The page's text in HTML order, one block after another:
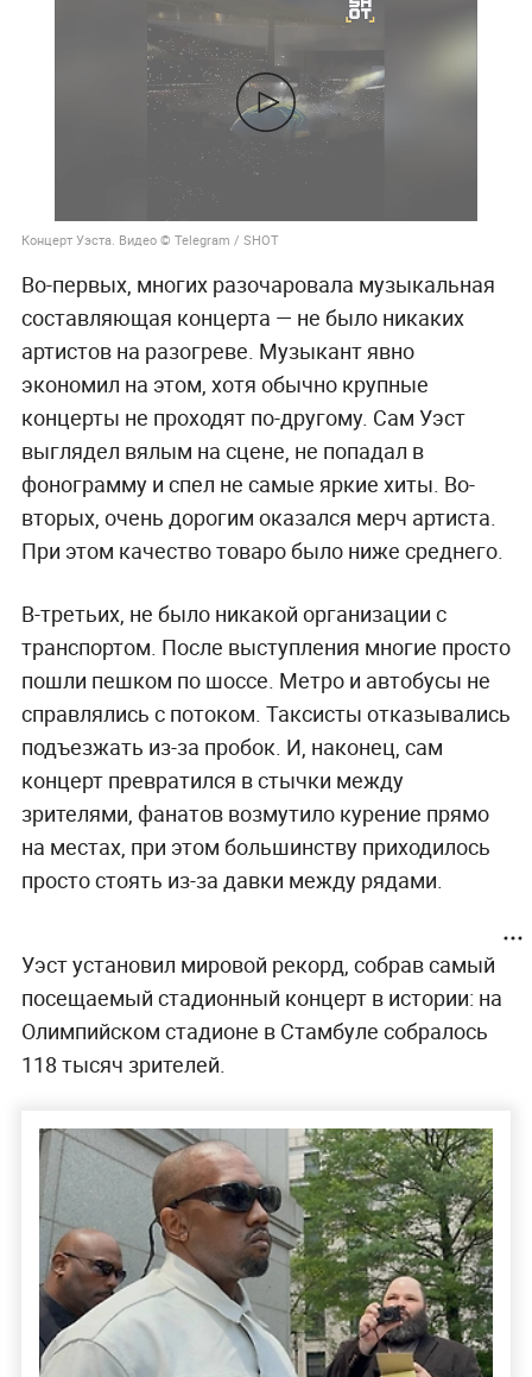
Концерт Уэста. Видео © Telegram / SHOT
Во-первых, многих разочаровала музыкальная
составляющая концерта — не было никаких
артистов на разогреве. Музыкант явно
экономил на этом, хотя обычно крупные
концерты не проходят по-другому. Сам Уэст
выглядел вялым на сцене, не попадал в
фонограмму и спел не самые яркие хиты. Во-
вторых, очень дорогим оказался мерч артиста.
При этом качество товаро было ниже среднего.
В-третьих, не было никакой организации с
транспортом. После выступления многие просто
пошли пешком по шоссе. Метро и автобусы не
справлялись с потоком. Таксисты отказывались
подъезжать из-за пробок. И, наконец, сам
концерт превратился в стычки между
зрителями, фанатов возмутило курение прямо
на местах, при этом большинству приходилось
просто стоять из-за давки между рядами.
Уэст установил мировой рекорд, собрав самый
посещаемый стадионный концерт в истории: на
Олимпийском стадионе в Стамбуле собралось
118 тысяч зрителей.